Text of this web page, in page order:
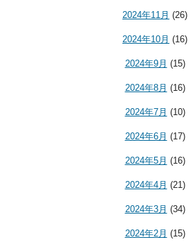
2024年11月 (26)
2024年10月 (16)
2024年9月 (15)
2024年8月 (16)
2024年7月 (10)
2024年6月 (17)
2024年5月 (16)
2024年4月 (21)
2024年3月 (34)
2024年2月 (15)